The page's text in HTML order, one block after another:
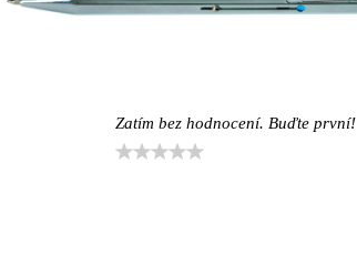
Zatím bez hodnocení. Buďte první!